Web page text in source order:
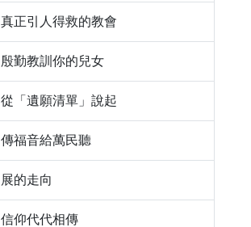
​真正引人得救的教會
​殷勤教訓你的兒女
​從「遺願清單」說起
​傳福音給萬民聽
展的走向
信仰代代相傳